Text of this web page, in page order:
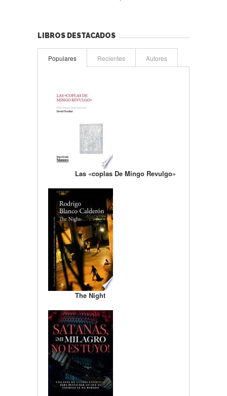
LIBROS DESTACADOS
Populares Recientes Autores
Las «coplas De Mingo Revulgo»
The Night